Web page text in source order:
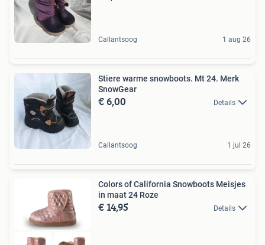
Callantsoog 1 aug 26
Stiere warme snowboots. Mt 24. Merk
SnowGear
€ 6,00 Details
Callantsoog 1 jul 26
Colors of California Snowboots Meisjes
in maat 24 Roze
€ 14,95 Details